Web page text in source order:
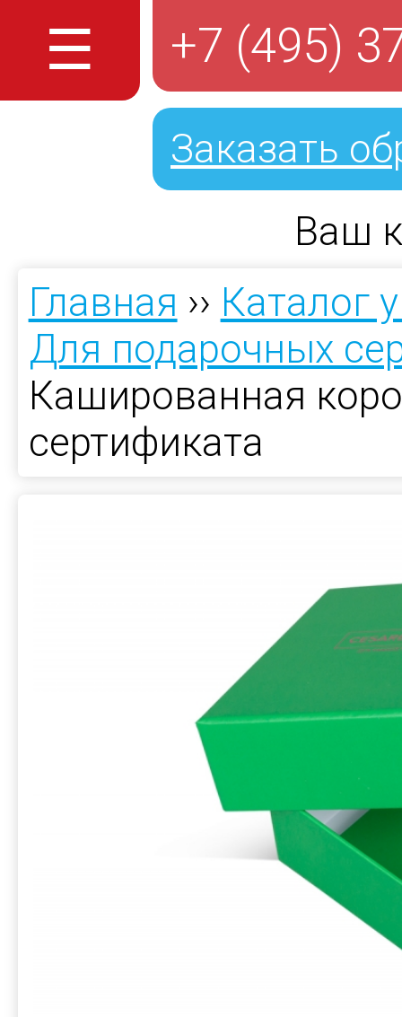
☰ +7 (495)
Заказать
Ваш
Главная ›› Каталог
Для подарочных
Кашированная
сертификата